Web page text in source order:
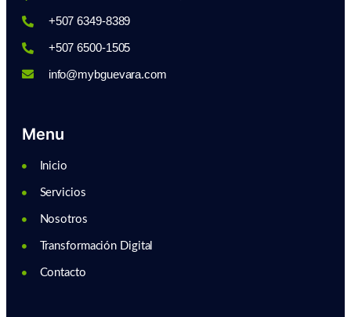
+507 6349-8389
+507 6500-1505
info@mybguevara.com
Menu
Inicio
Servicios
Nosotros
Transformación Digital
Contacto